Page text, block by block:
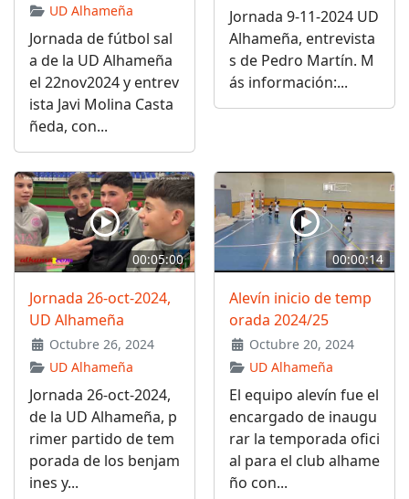
UD Alhameña
Jornada de fútbol sal
a de la UD Alhameña
el 22nov2024 y entrev
ista Javi Molina Casta
ñeda, con...
Jornada 9-11-2024 UD
Alhameña, entrevista
s de Pedro Martín. M
ás información:...
00:05:00
Jornada 26-oct-2024,
UD Alhameña
Octubre 26, 2024
UD Alhameña
Jornada 26-oct-2024,
de la UD Alhameña, p
rimer partido de tem
porada de los benjam
ines y...
00:00:14
Alevín inicio de temp
orada 2024/25
Octubre 20, 2024
UD Alhameña
El equipo alevín fue el
encargado de inaugu
rar la temporada ofici
al para el club alhame
ño con...